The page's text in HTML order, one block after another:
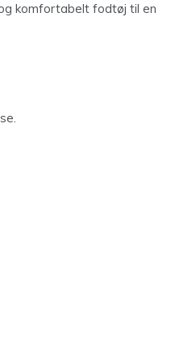
komfortabelt fodtøj til en